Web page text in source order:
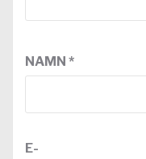
NAMN *
E-